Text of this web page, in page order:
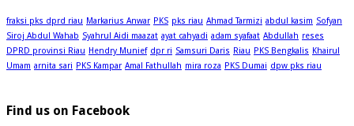
fraksi pks dprd riau Markarius Anwar PKS pks riau Ahmad Tarmizi abdul kasim Sofyan
Siroj Abdul Wahab Syahrul Aidi maazat ayat cahyadi adam syafaat Abdullah reses
DPRD provinsi Riau Hendry Munief dpr ri Samsuri Daris Riau PKS Bengkalis Khairul
Umam arnita sari PKS Kampar Amal Fathullah mira roza PKS Dumai dpw pks riau
Find us on Facebook